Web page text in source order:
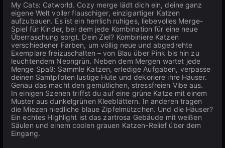
My Cats: Catworld. Сozy merge lädt dich ein, deine ganz
eigene Welt voller flauschiger, einzigartiger Katzen
aufzubauen. Es ist ein herrlich ruhiges, liebevolles Merge-
Spiel für Kinder, bei dem jede Kombination für eine neue
Überraschung sorgt. Dein Ziel? Kombiniere Katzen
verschiedener Farben, um völlig neue und abgedrehte
Exemplare freizuschalten – von Blau über Pink bis hin zu
leuchtendem Neongrün. Neben dem Mergen wartet jede
Menge Spaß: Sammle Katzen, erledige Aufgaben, verpasse
deinen Samtpfoten lustige Hüte und dekoriere ihre Häuser.
Genau das macht den gemütlichen, stressfreien Vibe aus.
In einigen Szenen triffst du auf eine grüne Katze mit einem
Muster aus dunkelgrünen Kleeblättern. In anderen tragen
die Miezen niedliche blaue Zipfelmützchen. Und die Häuser?
Ein echtes Highlight ist das zartrosa Gebäude mit weißen
Säulen und einem coolen grauen Katzen-Relief über dem
Eingang.